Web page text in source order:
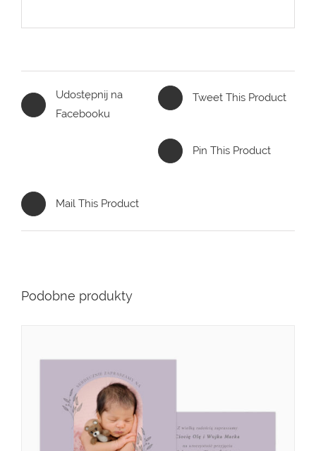
Udostępnij na
Facebooku
Tweet This Product
Pin This Product
Mail This Product
Podobne produkty